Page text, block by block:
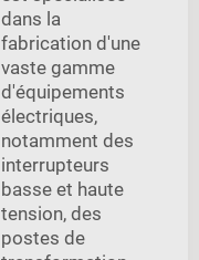
dans la
fabrication d'une
vaste gamme
d'équipements
électriques,
notamment des
interrupteurs
basse et haute
tension, des
postes de